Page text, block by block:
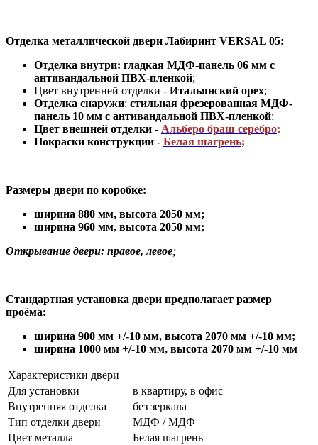
Отделка металлической двери Лабиринт VERSAL 05:
Отделка внутри: гладкая МДФ-панель 06 мм с
антивандальной ПВХ-пленкой;
Цвет внутренней отделки - Итальянский орех;
Отделка снаружи: стильная фрезерованная МДФ-
панель 10 мм с антивандальной ПВХ-пленкой;
Цвет внешней отделки - Альберо браш серебро;
Покраски конструкции - Белая шагрень;
Размеры двери по коробке:
ширина 880 мм, высота 2050 мм;
ширина 960 мм, высота 2050 мм;
Открывание двери: правое, левое;
Стандартная установка двери предполагает размер
проёма:
ширина 900 мм +/-10 мм, высота 2070 мм +/-10 мм;
ширина 1000 мм +/-10 мм, высота 2070 мм +/-10 мм
Характеристики двери
Для установки
в квартиру, в офис
Внутренняя отделка
без зеркала
Тип отделки двери
МДФ / МДФ
Цвет металла
Белая шагрень